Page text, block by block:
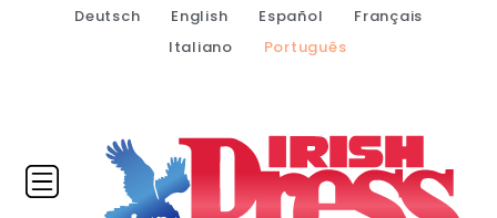
Deutsch English Español
Français
Italiano
Português